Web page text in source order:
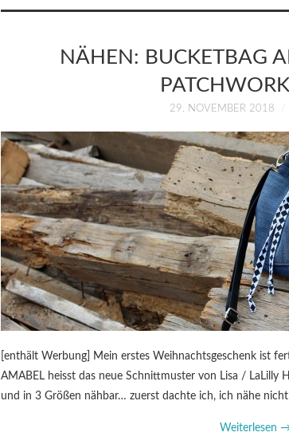
NÄHEN: BUCKETBAG
29. NOVEMBER 2018
[enthält Werbung] Mein erstes Weihnachtsgeschenk ist
AMABEL heisst das neue Schnittmuster von Lisa / LaLilly
und in 3 Größen nähbar… zuerst dachte ich, ich nähe
Weiterlesen